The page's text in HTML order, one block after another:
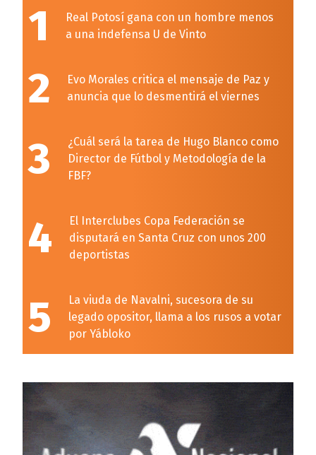
1
Real Potosí gana con un hombre menos
a una indefensa U de Vinto
2
Evo Morales critica el mensaje de Paz y
anuncia que lo desmentirá el viernes
3
¿Cuál será la tarea de Hugo Blanco como
Director de Fútbol y Metodología de la
FBF?
4
El Interclubes Copa Federación se
disputará en Santa Cruz con unos 200
deportistas
5
La viuda de Navalni, sucesora de su
legado opositor, llama a los rusos a votar
por Yábloko